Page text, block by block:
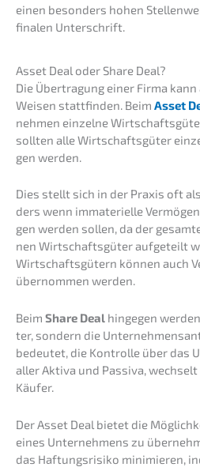
einen beson­ders hohen
finalen Unterschrift.
Asset Deal oder Share Deal?
Die Übertra­gung einer Firma
Weisen statt­fin­den. Beim Asset
neh­men einzel­ne
sollten alle Wirtschafts­gü­ter
gen werden.
Dies stellt sich in der Praxis oft
ders wenn immate­ri­el­le
gen werden sollen, da der
nen Wirtschafts­gü­ter aufge­teilt
Wirtschafts­gü­tern können auch
übernom­men werden.
Beim Share Deal hinge­gen
ter, sondern die
bedeu­tet, die Kontrol­le über das
aller Aktiva und Passi­va,
Käufer.
Der Asset Deal bietet die
eines Unter­neh­mens zu
das Haftungs­ri­si­ko minimie­ren,